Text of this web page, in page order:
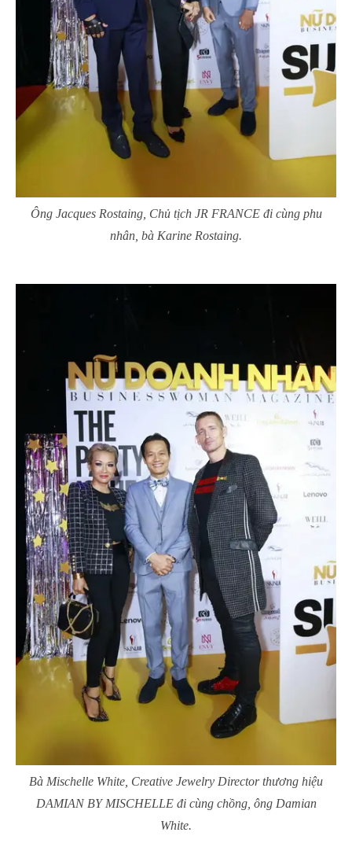
Ông Jacques Rostaing, Chủ tịch JR FRANCE đi cùng phu
nhân, bà Karine Rostaing.
Bà Mischelle White, Creative Jewelry Director thương hiệu
DAMIAN BY MISCHELLE đi cùng chồng, ông Damian
White.